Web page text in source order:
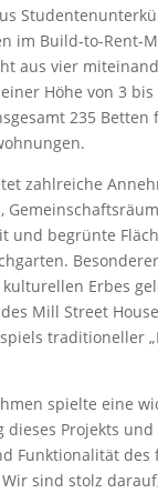
im Build-to-Rent-
aus vier
Höhe von 3 bis
235 Betten
zahlreiche
und begrünte
Erbes
Mill Street
traditioneller
spielte eine
dieses Projekts
Funktionalität des
sind stolz